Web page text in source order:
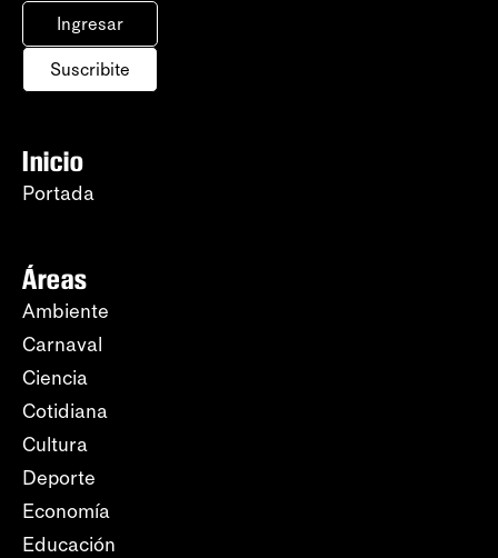
Ingresar
Suscribite
Inicio
Portada
Áreas
Ambiente
Carnaval
Ciencia
Cotidiana
Cultura
Deporte
Economía
Educación